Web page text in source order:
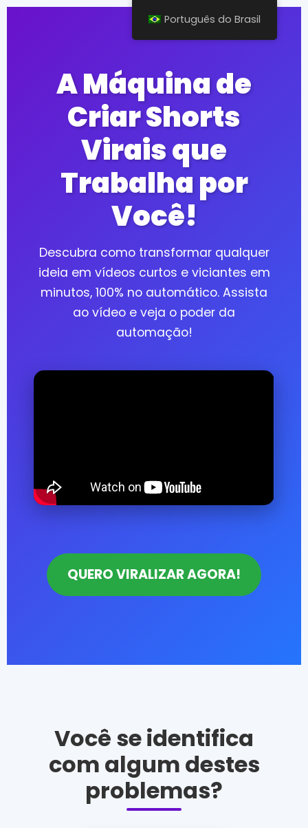
A Máquina de
Criar Shorts
Virais que
Trabalha por
Você!
Descubra como transformar qualquer
ideia em vídeos curtos e viciantes em
minutos, 100% no automático. Assista
ao vídeo e veja o poder da
automação!
QUERO VIRALIZAR AGORA!
Você se identifica
com algum destes
problemas?
Português do Brasil